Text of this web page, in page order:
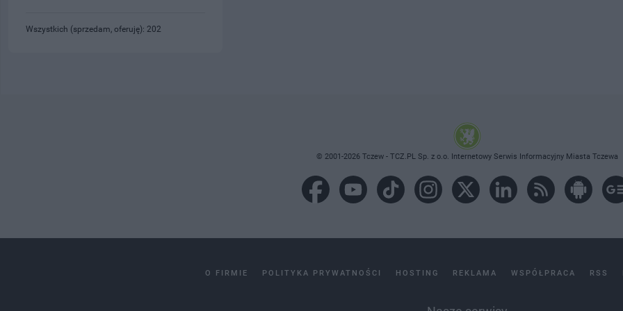
Wszystkich (sprzedam, oferuję): 202
© 2001-2026 Tczew - TCZ.PL Sp. z o.o. Internetowy Serwis Informacyjny Miasta Tczewa
O FIRMIE POLITYKA PRYWATNOŚCI HOSTING REKLAMA WSPÓŁPRACA RSS